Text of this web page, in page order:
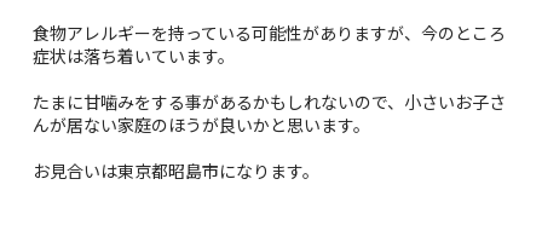
食物アレルギーを持っている可能性がありますが、今のところ
症状は落ち着いています。
たまに甘噛みをする事があるかもしれないので、小さいお子さ
んが居ない家庭のほうが良いかと思います。
お見合いは東京都昭島市になります。